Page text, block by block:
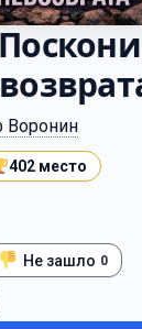
Воронин
402 место
Не зашло 0